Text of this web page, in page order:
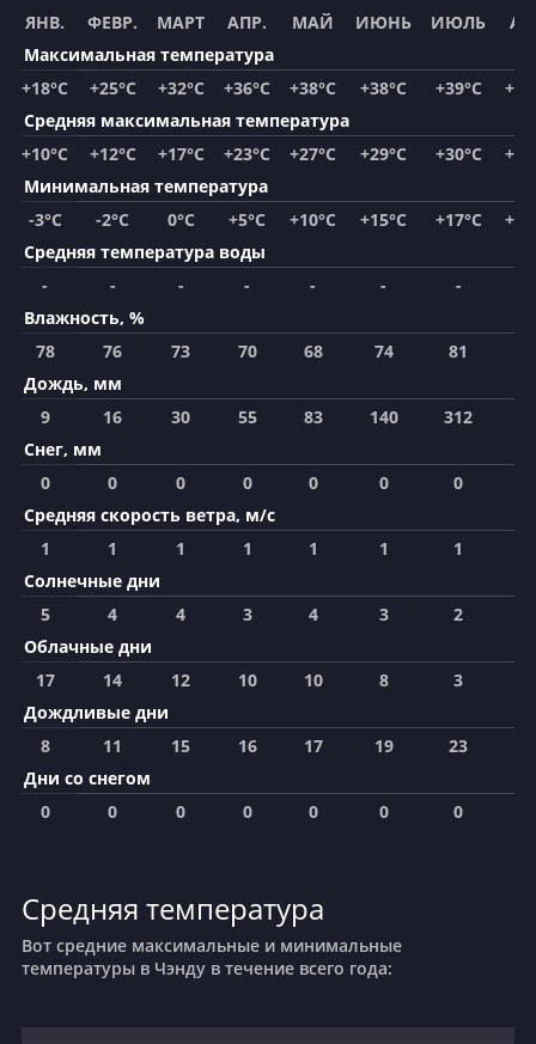
ЯНВ. ФЕВР. МАРТ АПР. МАЙ ИЮНЬ ИЮЛЬ
Максимальная температура
+18°C
+25°C +32°C +36°C +38°C +38°C +39°C
Средняя максимальная температура
+10°C
+12°C +17°C +23°C +27°C +29°C +30°C
Минимальная температура
-3°C
-2°C 0°C +5°C +10°C +15°C +17°C
Средняя температура воды
-
- - - - - -
Влажность, %
78
76 73 70 68 74 81
Дождь, мм
9
16 30 55 83 140 312
Снег, мм
0
0 0 0 0 0 0
Средняя скорость ветра, м/с
1
1 1 1 1 1 1
Солнечные дни
5
4 4 3 4 3 2
Облачные дни
17
14 12 10 10 8 3
Дождливые дни
8
11 15 16 17 19 23
Дни со снегом
0
0 0 0 0 0 0
Средняя температура
Вот средние максимальные и минимальные
температуры в Чэнду в течение всего года: